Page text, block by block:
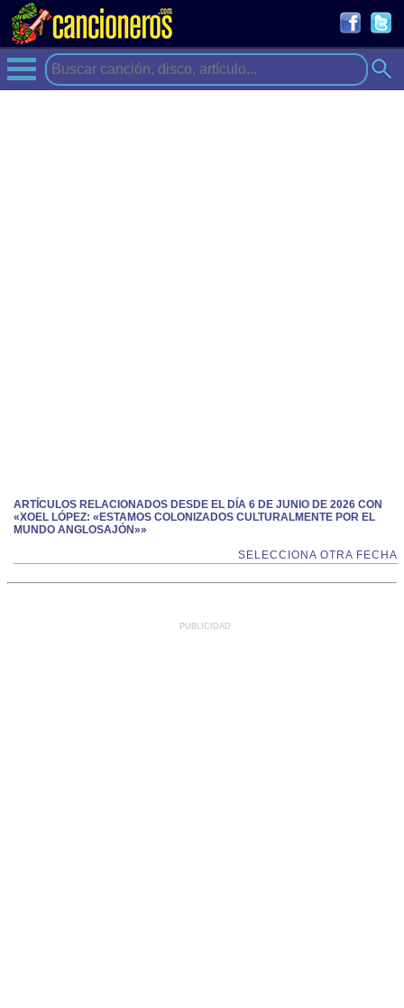
ARTÍCULOS RELACIONADOS DESDE EL DÍA 6 DE JUNIO DE 2026 CON
«XOEL LÓPEZ: «ESTAMOS COLONIZADOS CULTURALMENTE POR EL
MUNDO ANGLOSAJÓN»»
SELECCIONA OTRA FECHA
PUBLICIDAD